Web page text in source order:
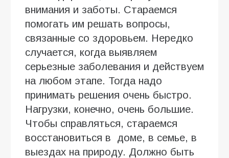
внимания и заботы. Стараемся
помогать им решать вопросы,
связанные со здоровьем. Нередко
случается, когда выявляем
серьезные заболевания и действуем
на любом этапе. Тогда надо
принимать решения очень быстро.
Нагрузки, конечно, очень большие.
Чтобы справляться, стараемся
восстановиться в доме, в семье, в
выездах на природу. Должно быть